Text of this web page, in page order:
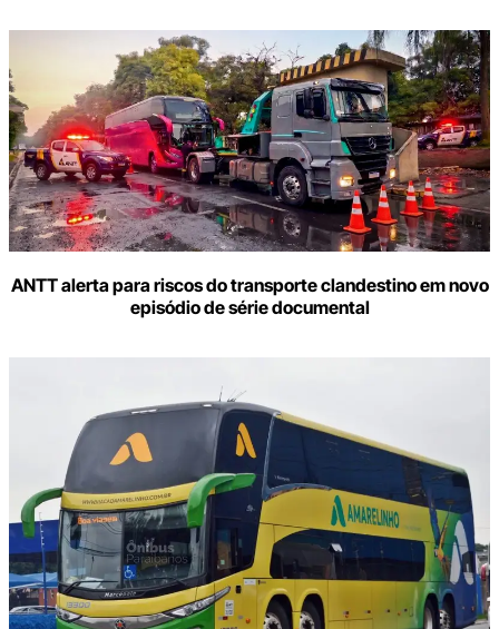
ANTT alerta para riscos do transporte clandestino em novo
episódio de série documental